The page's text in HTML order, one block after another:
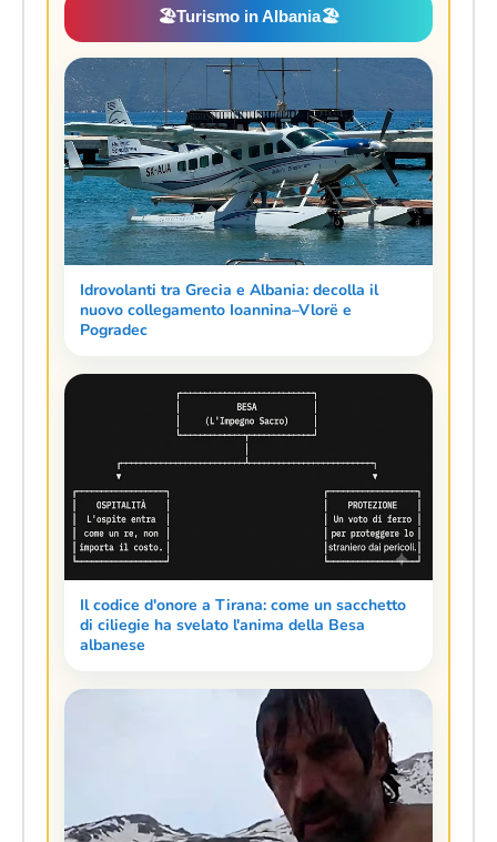
🏖️Turismo in Albania🏖️
Idrovolanti tra Grecia e Albania: decolla il
nuovo collegamento Ioannina–Vlorë e
Pogradec
Il codice d'onore a Tirana: come un sacchetto
di ciliegie ha svelato l'anima della Besa
albanese